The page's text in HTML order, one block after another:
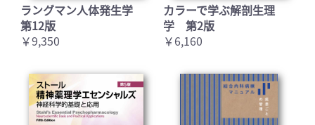
ラングマン人体発生学
第12版
￥9,350
カラーで学ぶ解剖生理
学 第2版
￥6,160